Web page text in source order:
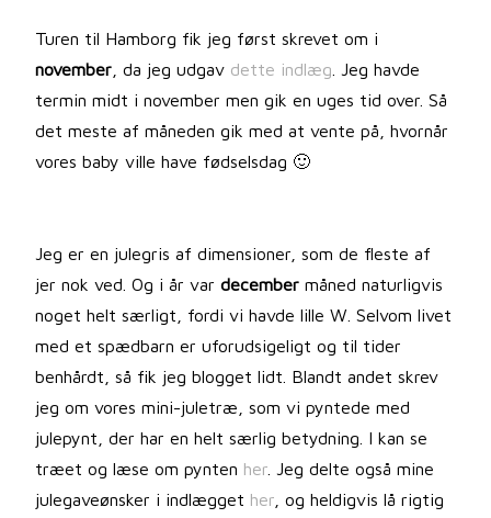
Turen til Hamborg fik jeg først skrevet om i
november , da jeg udgav dette indlæg . Jeg havde
termin midt i november men gik en uges tid over. Så
det meste af måneden gik med at vente på, hvornår
vores baby ville have fødselsdag 🙂
Jeg er en julegris af dimensioner, som de fleste af
jer nok ved. Og i år vardecember måned naturligvis
noget helt særligt, fordi vi havde lille W. Selvom livet
med et spædbarn er uforudsigeligt og til tider
benhårdt, så fik jeg blogget lidt. Blandt andet skrev
jeg om vores mini-juletræ, som vi pyntede med
julepynt, der har en helt særlig betydning. I kan se
træet og læse om pynten her . Jeg delte også mine
julegaveønsker i indlægget her , og heldigvis lå rigtig